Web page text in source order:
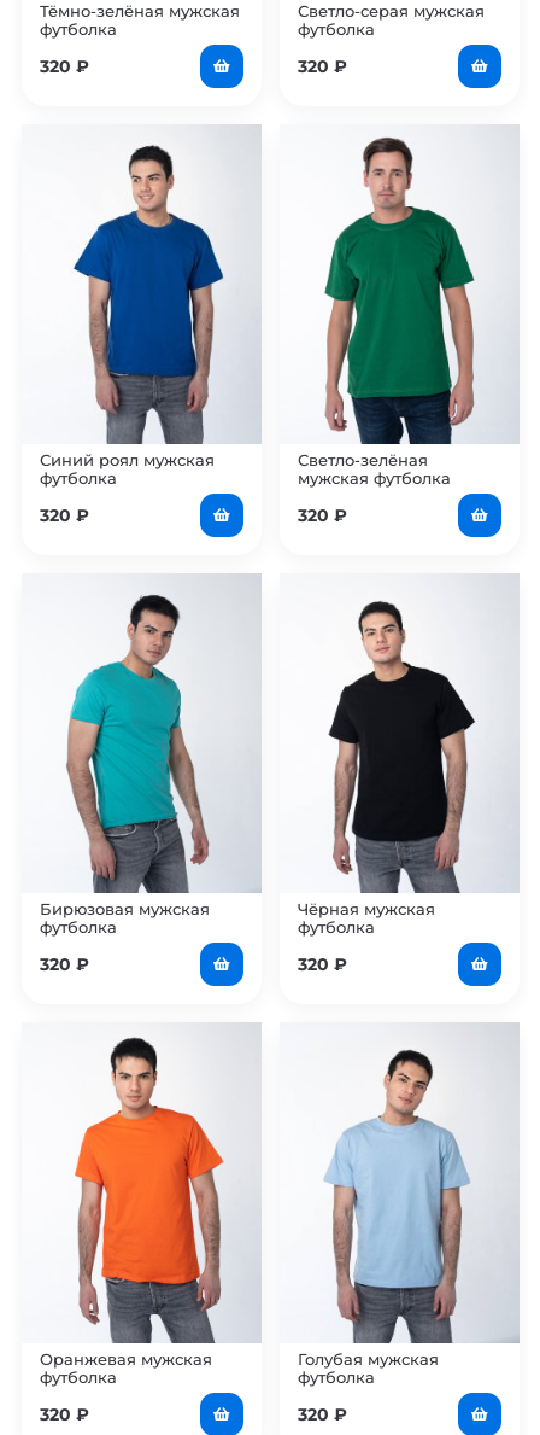
Тёмно-зелёная мужская
футболка
320 ₽
Светло-серая мужская
футболка
320 ₽
Синий роял мужская
футболка
320 ₽
Светло-зелёная
мужская футболка
320 ₽
Бирюзовая мужская
футболка
320 ₽
Чёрная мужская
футболка
320 ₽
Оранжевая мужская
футболка
320 ₽
Голубая мужская
футболка
320 ₽